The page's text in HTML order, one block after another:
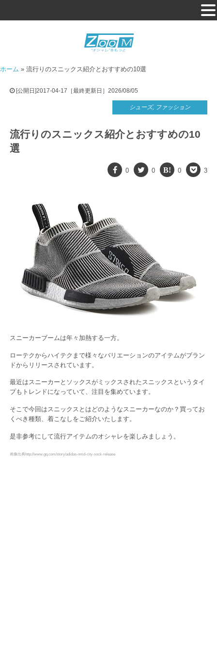
ホーム » 流行りのスニックス紹介とおすすめの10選
[公開日]2017-04-17［最終更新日］2026/08/05
シューズ, ファッション
流行りのスニックス紹介とおすすめの10
選
0 0 0 3
スニーカーブームは年々加熱する一方。
ローテクからハイテクまで様々なバリエーションのアイテムがブラン
ドからリリースされています。
最近はスニーカーとソックスがミックスされたスニックスというタイ
プもトレンドになっていて、注目を集めています。
そこで今回はスニックスとはどのようなスニーカーなのか？買ってお
くべき種類、着こなしをご紹介いたします。
是非参考にして流行アイテムのオシャレを楽しみましょう。
画像出典http://www.gq.com/story/adidas-nmd-city-sock-release